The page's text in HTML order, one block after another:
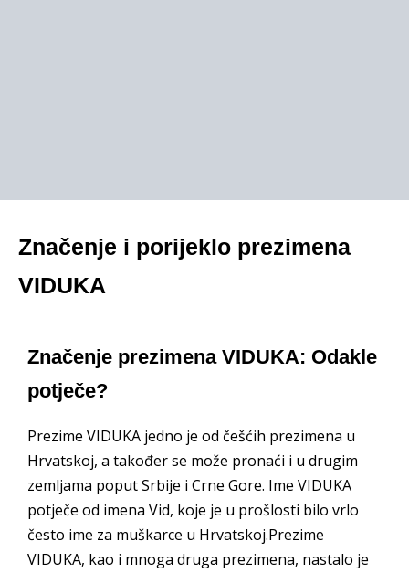
Značenje i porijeklo prezimena
VIDUKA
Značenje prezimena VIDUKA: Odakle
potječe?
Prezime VIDUKA jedno je od češćih prezimena u
Hrvatskoj, a također se može pronaći i u drugim
zemljama poput Srbije i Crne Gore. Ime VIDUKA
potječe od imena Vid, koje je u prošlosti bilo vrlo
često ime za muškarce u Hrvatskoj.Prezime
VIDUKA, kao i mnoga druga prezimena, nastalo je